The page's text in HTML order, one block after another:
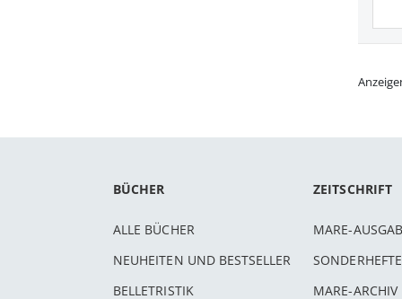
BÜCHER
ALLE BÜCHER
NEUHEITEN UND BESTSELLER
BELLETRISTIK
ZEITSCHRIFT
MARE-
SONDERHEFTE
MARE-ARCHIV